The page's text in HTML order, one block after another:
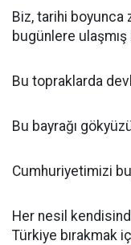
Biz, tarihi
bugünlere
Bu topraklarda
Bu bayrağı
Cumhuriyetimizi
Her nesil
Türkiye bırakmak